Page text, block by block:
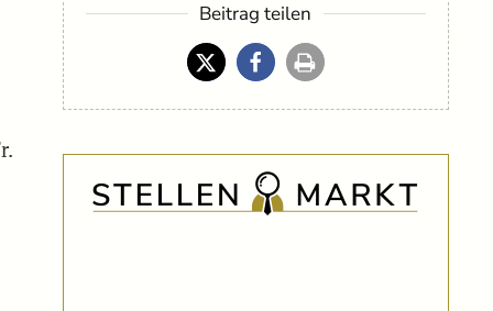
Beitrag teilen